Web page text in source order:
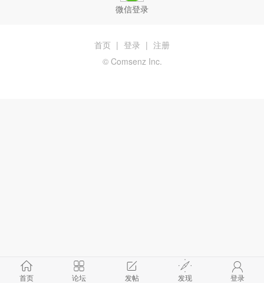
微信登录
首页 论坛 发帖 发现 登录
首页 | 登录 | 注册
© Comsenz Inc.